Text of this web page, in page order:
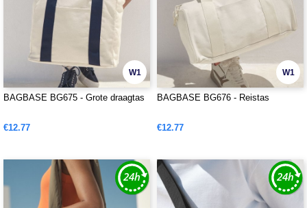
W1
BAGBASE BG675 - Grote draagtas
€12.77
W1
BAGBASE BG676 - Reistas
€12.77